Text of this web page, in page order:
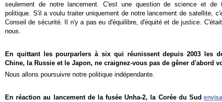
seulement de notre lancement. C'est une question de science et de
politique. S'il a voulu traiter uniquement de notre lancement de satellite,
Conseil de sécurité. Il n'y a pas eu d'équilibre, d'équité et de justice.
nous.
En quittant les pourparlers à six qui réunissent depuis 2003 les
Chine, la Russie et le Japon, ne craignez-vous pas de gêner d'abord
Nous allons poursuivre notre politique indépendante.
En réaction au lancement de la fusée Unha-2, la Corée du Sud